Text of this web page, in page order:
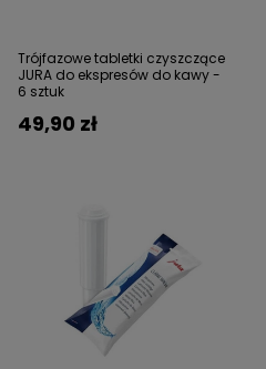
Trójfazowe tabletki czyszczące
JURA do ekspresów do kawy -
6 sztuk
49,90 zł